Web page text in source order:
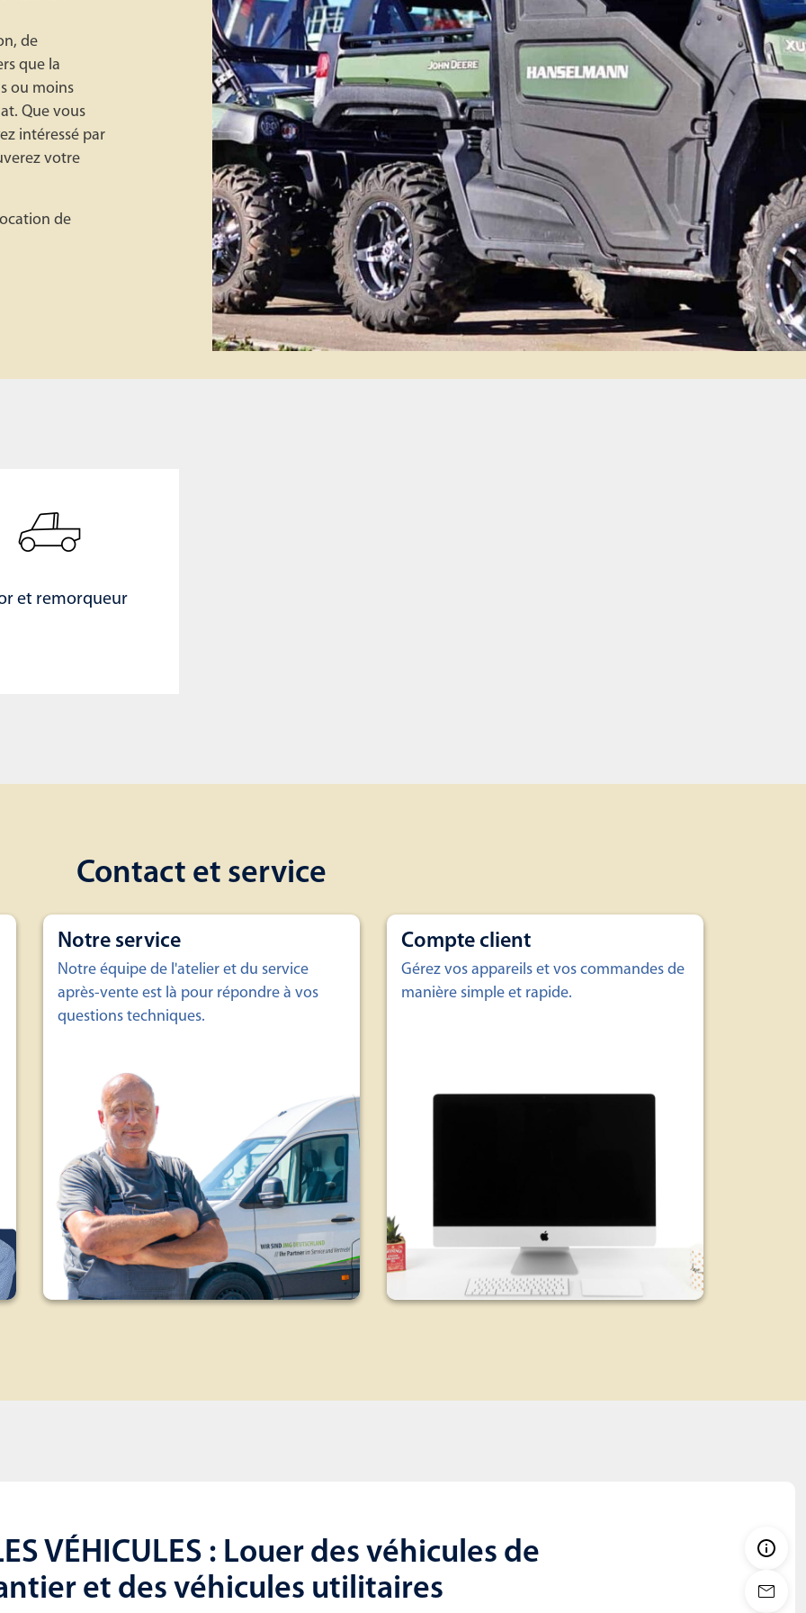
de
que la
ou moins
Que vous
intéressé par
votre
de
et remorqueur
Contact et service
Notre service
Notre équipe de l'atelier et du service
après-vente est là pour répondre à vos
questions techniques.
Compte client
Gérez vos appareils et vos commandes de
manière simple et rapide.
VÉHICULES : Louer des véhicules de
et des véhicules utilitaires